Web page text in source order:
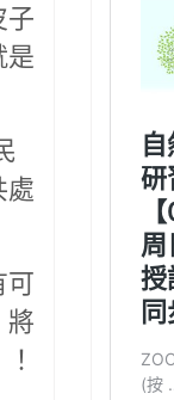
子
是
處
可
將